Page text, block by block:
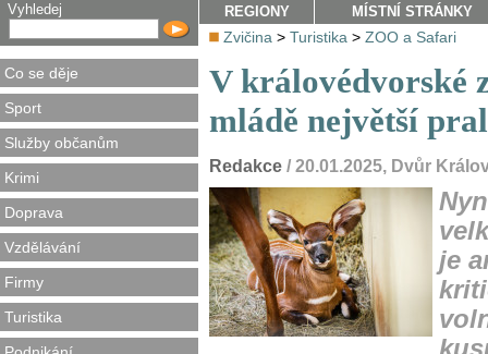
Vyhledej
Co se děje
Sport
Služby občanům
Krimi
Doprava
Vzdělávání
Firmy
Turistika
REGIONY MÍSTNÍ STRÁNKY
Zvičina > Turistika > ZOO a Safari
V královédvorské
mládě největší
Redakce / 20.01.2025, Dvůr
je